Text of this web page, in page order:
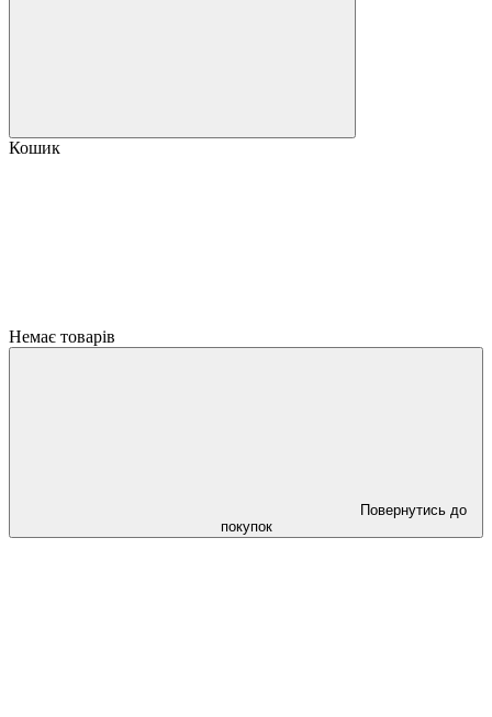
Кошик
Немає товарів
Повернутись до
покупок